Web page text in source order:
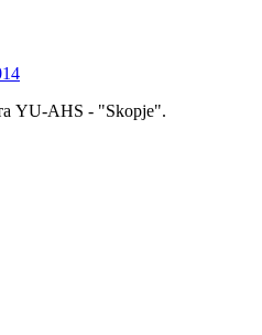
YU-AHS - "Skopje".